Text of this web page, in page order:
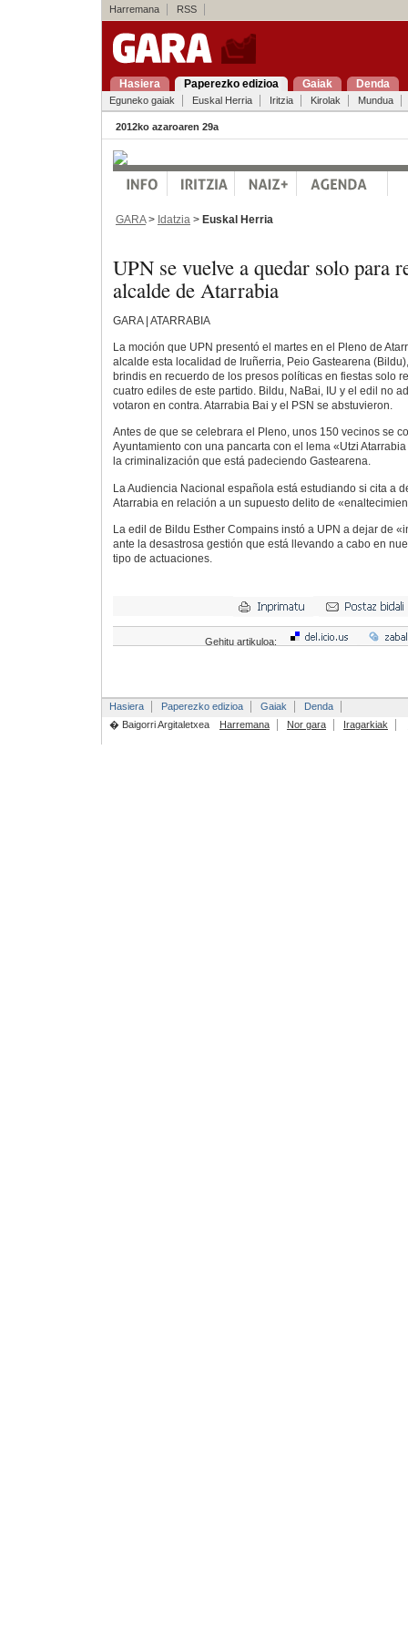
Harremana RSS
Hasiera Paperezko edizioa Gaiak Denda
Eguneko gaiak Euskal Herria Iritzia Kirolak Mundua
2012ko azaroaren 29a
GARA> Idatzia > Euskal Herria
UPN se vuelve a quedar solo para
alcalde de Atarrabia
GARA | ATARRABIA
La moción que UPN presentó el martes en el Pleno de
alcalde esta localidad de Iruñerria, Peio Gastearena
brindis en recuerdo de los presos políticas en fiestas solo
cuatro ediles de este partido. Bildu, NaBai, IU y el edil no
votaron en contra. Atarrabia Bai y el PSN se abstuvieron.
Antes de que se celebrara el Pleno, unos 150 vecinos se
Ayuntamiento con una pancarta con el lema «Utzi
la criminalización que está padeciendo Gastearena.
La Audiencia Nacional española está estudiando si cita a
Atarrabia en relación a un supuesto delito de
La edil de Bildu Esther Compains instó a UPN a dejar de
ante la desastrosa gestión que está llevando a cabo en
tipo de actuaciones.
Gehitu artikuloa:
Hasiera Paperezko edizioa Gaiak
Denda
� Baigorri Argitaletxea
Harremana Nor gara Iragarkiak